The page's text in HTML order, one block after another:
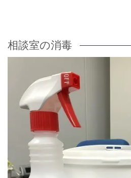
相談室の消毒